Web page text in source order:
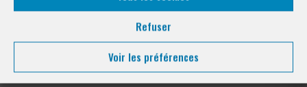
Refuser
Voir les préférences